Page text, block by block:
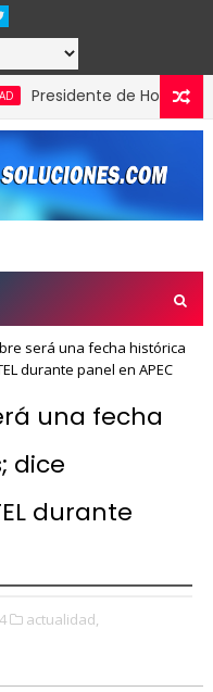
de Honduras
será una fecha histórica
durante panel en APEC
una fecha
dice
durante
actualidad,